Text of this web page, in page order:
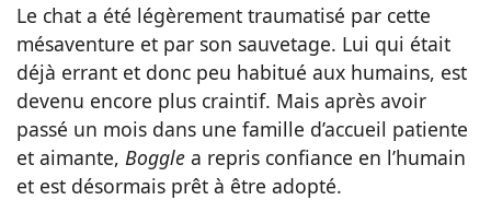
Le chat a été légèrement traumatisé par cette
mésaventure et par son sauvetage. Lui qui était
déjà errant et donc peu habitué aux humains, est
devenu encore plus craintif. Mais après avoir
passé un mois dans une famille d’accueil patiente
et aimante, Boggle a repris confiance en l’humain
et est désormais prêt à être adopté.